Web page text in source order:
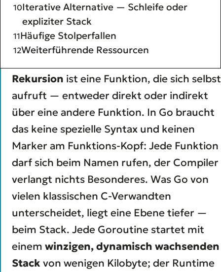
Iterative Alternative — Schleife oder
expliziter Stack
Häufige Stolperfallen
Weiterführende Ressourcen
Rekursion ist eine Funktion, die sich selbst
aufruft — entweder direkt oder indirekt
über eine andere Funktion. In Go braucht
das keine spezielle Syntax und keinen
Marker am Funktions-Kopf: Jede Funktion
darf sich beim Namen rufen, der Compiler
verlangt nichts Besonderes. Was Go von
vielen klassischen C-Verwandten
unterscheidet, liegt eine Ebene tiefer —
beim Stack. Jede Goroutine startet mit
einem winzigen, dynamisch wachsenden
Stack von wenigen Kilobyte; der Runtime